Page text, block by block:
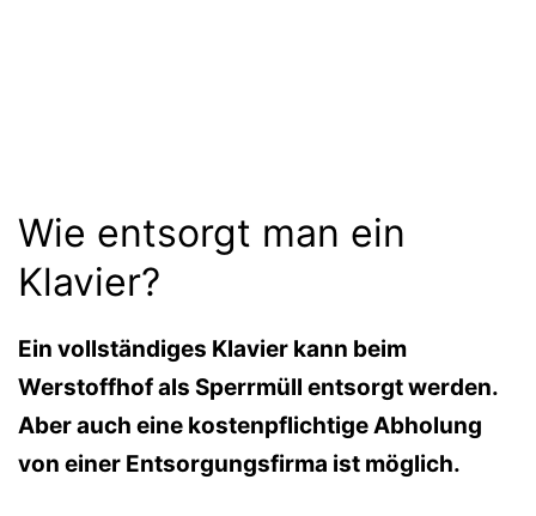
Wie entsorgt man ein
Klavier?
Ein vollständiges Klavier kann beim
Werstoffhof als Sperrmüll entsorgt werden.
Aber auch eine kostenpflichtige Abholung
von einer Entsorgungsfirma ist möglich.